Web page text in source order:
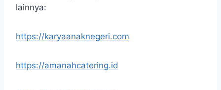
lainnya:
https://karyaanaknegeri.com
https://amanahcatering.id